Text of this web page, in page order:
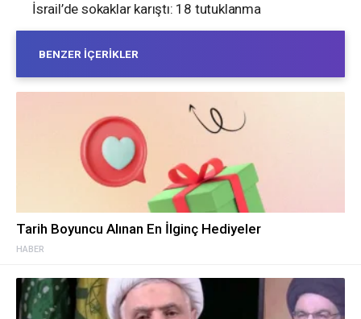
İsrail’de sokaklar karıştı: 18 tutuklanma
BENZER İÇERIKLER
HABER
Tarih Boyuncu Alınan En İlginç Hediyeler